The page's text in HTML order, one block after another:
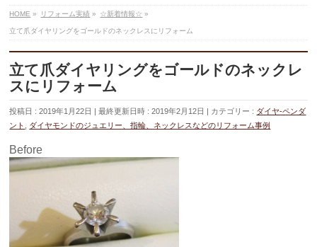
HOME » リフォーム実績 » ☆新着情報☆ »
立て爪ダイヤリングをゴールドのネックレスにリフォーム
立て爪ダイヤリングをゴールドのネックレ
スにリフォーム
投稿日 : 2019年1月22日 最終更新日時 : 2019年2月12日 カテゴリー : ダイヤ-ペンダ
ント
ダイヤモンドのジュエリー、指輪、ネックレスなどのリフォーム事例
Before